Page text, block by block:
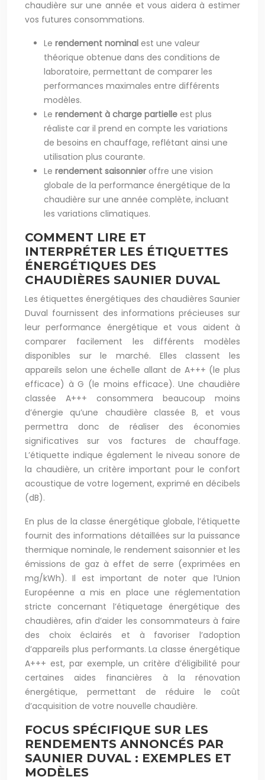
chaudière sur une année et vous aidera à estimer
vos futures consommations.
Le rendement nominal est une valeur
théorique obtenue dans des conditions de
laboratoire, permettant de comparer les
performances maximales entre différents
modèles.
Le rendement à charge partielle est plus
réaliste car il prend en compte les variations
de besoins en chauffage, reflétant ainsi une
utilisation plus courante.
Le rendement saisonnier offre une vision
globale de la performance énergétique de la
chaudière sur une année complète, incluant
les variations climatiques.
COMMENT LIRE ET
INTERPRÉTER LES ÉTIQUETTES
ÉNERGÉTIQUES DES
CHAUDIÈRES SAUNIER DUVAL
Les étiquettes énergétiques des chaudières Saunier
Duval fournissent des informations précieuses sur
leur performance énergétique et vous aident à
comparer facilement les différents modèles
disponibles sur le marché. Elles classent les
appareils selon une échelle allant de A+++ (le plus
efficace) à G (le moins efficace). Une chaudière
classée A+++ consommera beaucoup moins
d’énergie qu’une chaudière classée B, et vous
permettra donc de réaliser des économies
significatives sur vos factures de chauffage.
L’étiquette indique également le niveau sonore de
la chaudière, un critère important pour le confort
acoustique de votre logement, exprimé en décibels
(dB).
En plus de la classe énergétique globale, l’étiquette
fournit des informations détaillées sur la puissance
thermique nominale, le rendement saisonnier et les
émissions de gaz à effet de serre (exprimées en
mg/kWh). Il est important de noter que l’Union
Européenne a mis en place une réglementation
stricte concernant l’étiquetage énergétique des
chaudières, afin d’aider les consommateurs à faire
des choix éclairés et à favoriser l’adoption
d’appareils plus performants. La classe énergétique
A+++ est, par exemple, un critère d’éligibilité pour
certaines aides financières à la rénovation
énergétique, permettant de réduire le coût
d’acquisition de votre nouvelle chaudière.
FOCUS SPÉCIFIQUE SUR LES
RENDEMENTS ANNONCÉS PAR
SAUNIER DUVAL : EXEMPLES ET
MODÈLES